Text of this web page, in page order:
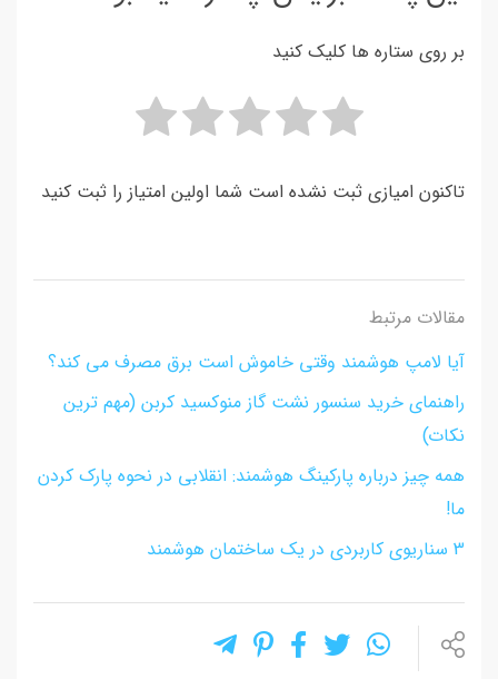
بر روی ستاره ها کلیک کنید
تاکنون امیازی ثبت نشده است شما اولین امتیاز را ثبت کنید
مقالات مرتبط
آیا لامپ هوشمند وقتی خاموش است برق مصرف می کند؟
راهنمای خرید سنسور نشت گاز منوکسید کربن (مهم ترین
نکات)
همه چیز درباره پارکینگ هوشمند: انقلابی در نحوه پارک کردن
ما!
3 سناریوی کاربردی در یک ساختمان هوشمند